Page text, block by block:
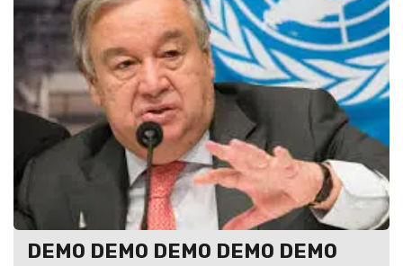
DEMO DEMO DEMO DEMO DEMO